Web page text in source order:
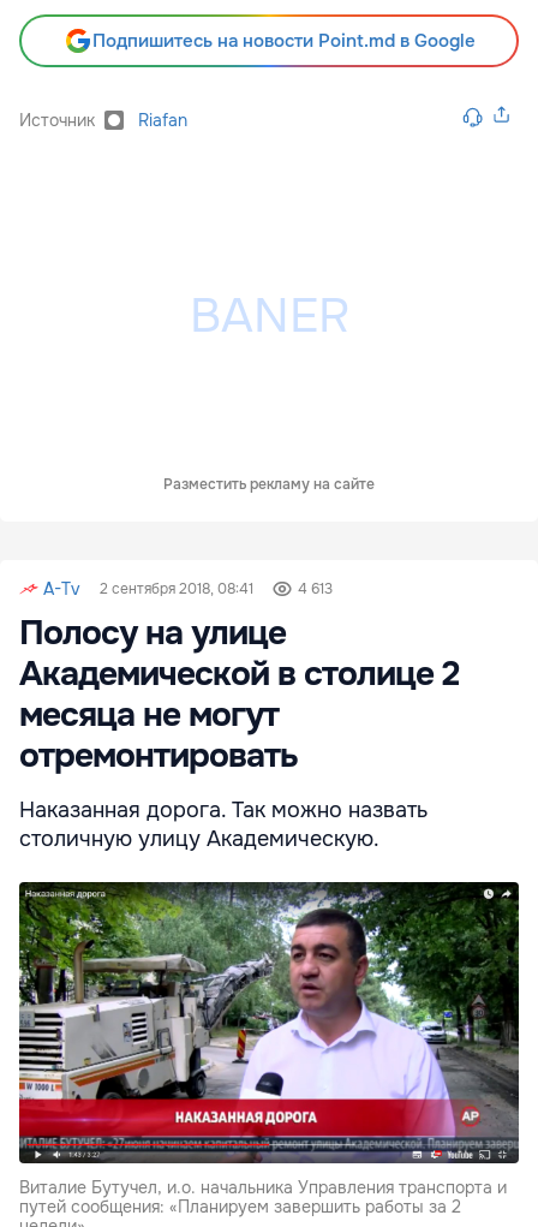
Подпишитесь на новости Point.md в Google
Источник Riafan
Разместить рекламу на сайте
A-Tv 2 сентября 2018, 08:41 4 613
Полосу на улице
Академической в столице 2
месяца не могут
отремонтировать
Наказанная дорога. Так можно назвать
столичную улицу Академическую.
Виталие Бутучел, и.о. начальника Управления транспорта и
путей сообщения: «Планируем завершить работы за 2